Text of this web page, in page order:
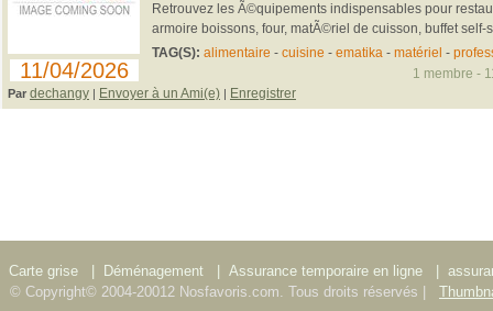
11/04/2026
Retrouvez les Ã©quipements indispensables pour
armoire boissons, four, matÃ©riel de cuisson, buffet self-
TAG(S): alimentaire - cuisine - ematika - matériel -
Par dechangy | Envoyer à un Ami(e) | Enregistrer
1 membre -
Carte grise Déménagement Assurance temporaire en ligne
© Copyright© 2004-20012 Nosfavoris.com. Tous droits réservés |